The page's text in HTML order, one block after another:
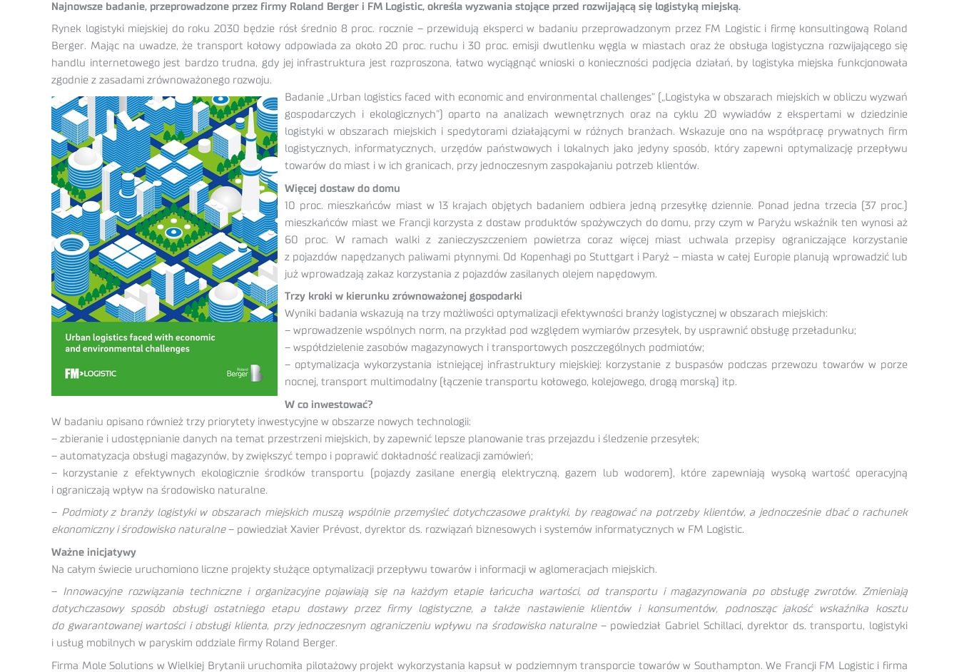
Najnowsze badanie, przeprowadzone przez firmy Roland Berger i FM Logistic, określa wyzwania stojące przed rozwijającą się logistyką miejską.
Rynek logistyki miejskiej do roku 2030 będzie rósł średnio 8 proc. rocznie – przewidują eksperci w badaniu przeprowadzonym przez FM Logistic i firmę konsultingową Roland
Berger. Mając na uwadze, że transport kołowy odpowiada za około 20 proc. ruchu i 30 proc. emisji dwutlenku węgla w miastach oraz że obsługa logistyczna rozwijającego się
handlu internetowego jest bardzo trudna, gdy jej infrastruktura jest rozproszona, łatwo wyciągnąć wnioski o konieczności podjęcia działań, by logistyka miejska funkcjonowała
zgodnie z zasadami zrównoważonego rozwoju.
Badanie „Urban logistics faced with economic and environmental challenges” („Logistyka w obszarach miejskich w obliczu wyzwań
gospodarczych i ekologicznych”) oparto na analizach wewnętrznych oraz na cyklu 20 wywiadów z ekspertami w dziedzinie
logistyki w obszarach miejskich i spedytorami działającymi w różnych branżach. Wskazuje ono na współpracę prywatnych firm
logistycznych, informatycznych, urzędów państwowych i lokalnych jako jedyny sposób, który zapewni optymalizację przepływu
towarów do miast i w ich granicach, przy jednoczesnym zaspokajaniu potrzeb klientów.
Więcej dostaw do domu
10 proc. mieszkańców miast w 13 krajach objętych badaniem odbiera jedną przesyłkę dziennie. Ponad jedna trzecia (37 proc.)
mieszkańców miast we Francji korzysta z dostaw produktów spożywczych do domu, przy czym w Paryżu wskaźnik ten wynosi aż
60 proc. W ramach walki z zanieczyszczeniem powietrza coraz więcej miast uchwala przepisy ograniczające korzystanie
z pojazdów napędzanych paliwami płynnymi. Od Kopenhagi po Stuttgart i Paryż – miasta w całej Europie planują wprowadzić lub
już wprowadzają zakaz korzystania z pojazdów zasilanych olejem napędowym.
Trzy kroki w kierunku zrównoważonej gospodarki
Wyniki badania wskazują na trzy możliwości optymalizacji efektywności branży logistycznej w obszarach miejskich:
– wprowadzenie wspólnych norm, na przykład pod względem wymiarów przesyłek, by usprawnić obsługę przeładunku;
– współdzielenie zasobów magazynowych i transportowych poszczególnych podmiotów;
– optymalizacja wykorzystania istniejącej infrastruktury miejskiej: korzystanie z buspasów podczas przewozu towarów w porze
nocnej, transport multimodalny (łączenie transportu kołowego, kolejowego, drogą morską) itp.
W co inwestować?
W badaniu opisano również trzy priorytety inwestycyjne w obszarze nowych technologii:
– zbieranie i udostępnianie danych na temat przestrzeni miejskich, by zapewnić lepsze planowanie tras przejazdu i śledzenie przesyłek;
– automatyzacja obsługi magazynów, by zwiększyć tempo i poprawić dokładność realizacji zamówień;
– korzystanie z efektywnych ekologicznie środków transportu (pojazdy zasilane energią elektryczną, gazem lub wodorem), które zapewniają wysoką wartość operacyjną
i ograniczają wpływ na środowisko naturalne.
– Podmioty z branży logistyki w obszarach miejskich muszą wspólnie przemyśleć dotychczasowe praktyki, by reagować na potrzeby klientów, a jednocześnie dbać o rachunek
ekonomiczny i środowisko naturalne– powiedział Xavier Prévost, dyrektor ds. rozwiązań biznesowych i systemów informatycznych w FM Logistic.
Ważne inicjatywy
Na całym świecie uruchomiono liczne projekty służące optymalizacji przepływu towarów i informacji w aglomeracjach miejskich.
– Innowacyjne rozwiązania techniczne i organizacyjne pojawiają się na każdym etapie łańcucha wartości, od transportu i magazynowania po obsługę zwrotów. Zmieniają
dotychczasowy sposób obsługi ostatniego etapu dostawy przez firmy logistyczne, a także nastawienie klientów i konsumentów, podnosząc jakość wskaźnika kosztu
do gwarantowanej wartości i obsługi klienta, przy jednoczesnym ograniczeniu wpływu na środowisko naturalne– powiedział Gabriel Schillaci, dyrektor ds. transportu, logistyki
i usług mobilnych w paryskim oddziale firmy Roland Berger.
Firma Mole Solutions w Wielkiej Brytanii uruchomiła pilotażowy projekt wykorzystania kapsuł w podziemnym transporcie towarów w Southampton. We Francji FM Logistic i firma